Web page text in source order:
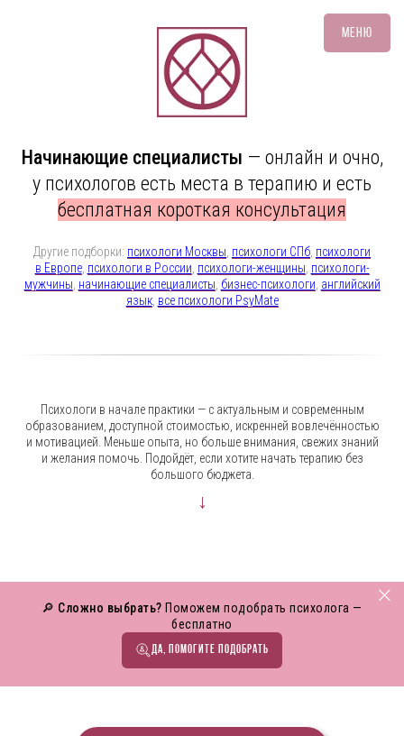
Начинающие специалисты — онлайн и очно,
у психологов есть места в терапию и есть
бесплатная короткая консультация
Другие подборки: психологи Москвы психологи СПб психологи
в Европе, психологи в России психологи-женщины психологи-
мужчины начинающие специалисты бизнес-психологи английский
язык, все психологи PsyMate
Меню
Психологи в начале практики — с актуальным и современным
образованием, доступной стоимостью, искренней вовлечённостью
и мотивацией. Меньше опыта, но больше внимания, свежих знаний
и желания помочь. Подойдёт, если хотите начать терапию без
большого бюджета.
↓
🔎 Сложно выбрать? Поможем подобрать психолога —
бесплатно
ДА, ПОМОГИТЕ ПОДОБРАТЬ